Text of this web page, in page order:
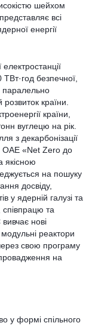
шейхом
всі
енергії
безпечної,
паралельно
країни.
країни,
вуглецю на рік.
з декарбонізації
ОАЕ «Net Zero до
якісною
на пошуку
досвіду,
у ядерній галузі та
співпрацю та
нові
модульні реактори
свою програму
на
у формі спільного